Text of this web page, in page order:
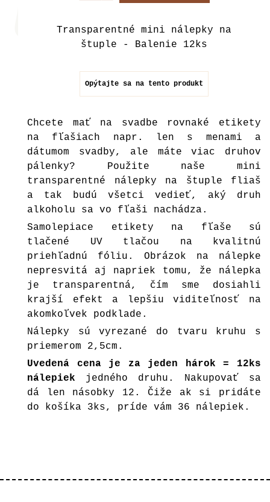
Transparentné mini nálepky na
štuple - Balenie 12ks
Opýtajte sa na tento produkt
Chcete mať na svadbe rovnaké etikety
na fľašiach napr. len s menami a
dátumom svadby, ale máte viac druhov
pálenky? Použite naše mini
transparentné nálepky na štuple fliaš
a tak budú všetci vedieť, aký druh
alkoholu sa vo fľaši nachádza.
Samolepiace etikety na fľaše sú
tlačené UV tlačou na kvalitnú
priehľadnú fóliu. Obrázok na nálepke
nepresvitá aj napriek tomu, že nálepka
je transparentná, čím sme dosiahli
krajší efekt a lepšiu viditeľnosť na
akomkoľvek podklade.
Nálepky sú vyrezané do tvaru kruhu s
priemerom 2,5cm.
Uvedená cena je za jeden hárok = 12ks
nálepiek jedného druhu. Nakupovať sa
dá len násobky 12. Čiže ak si pridáte
do košíka 3ks, príde vám 36 nálepiek.